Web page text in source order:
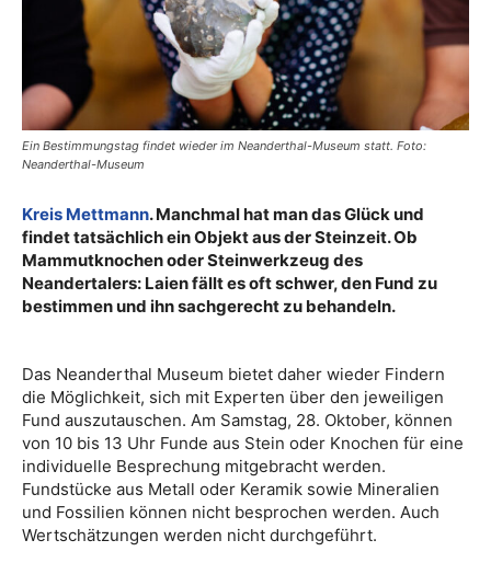
Ein Bestimmungstag findet wieder im Neanderthal-Museum statt. Foto:
Neanderthal-Museum
Kreis Mettmann. Manchmal hat man das Glück und
findet tatsächlich ein Objekt aus der Steinzeit. Ob
Mammutknochen oder Steinwerkzeug des
Neandertalers: Laien fällt es oft schwer, den Fund zu
bestimmen und ihn sachgerecht zu behandeln.
Das Neanderthal Museum bietet daher wieder Findern
die Möglichkeit, sich mit Experten über den jeweiligen
Fund auszutauschen. Am Samstag, 28. Oktober, können
von 10 bis 13 Uhr Funde aus Stein oder Knochen für eine
individuelle Besprechung mitgebracht werden.
Fundstücke aus Metall oder Keramik sowie Mineralien
und Fossilien können nicht besprochen werden. Auch
Wertschätzungen werden nicht durchgeführt.